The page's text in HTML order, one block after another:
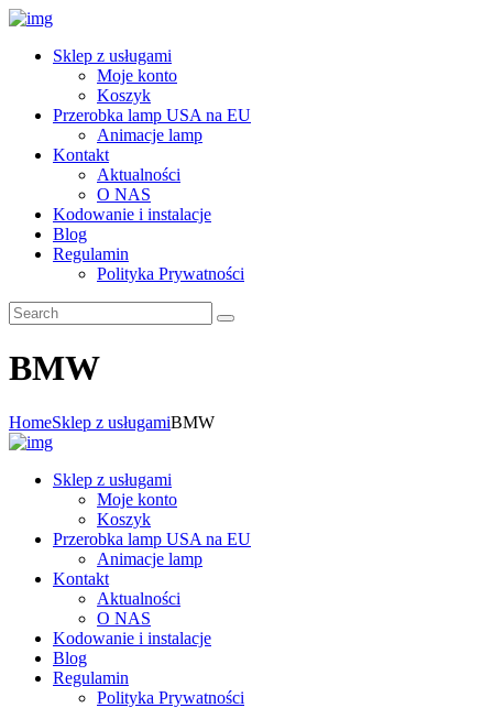
Sklep z usługami
Moje konto
Koszyk
Przerobka lamp USA na EU
Animacje lamp
Kontakt
Aktualności
O NAS
Kodowanie i instalacje
Blog
Regulamin
Polityka Prywatności
BMW
HomeSklep z usługamiBMW
Sklep z usługami
Moje konto
Koszyk
Przerobka lamp USA na EU
Animacje lamp
Kontakt
Aktualności
O NAS
Kodowanie i instalacje
Blog
Regulamin
Polityka Prywatności